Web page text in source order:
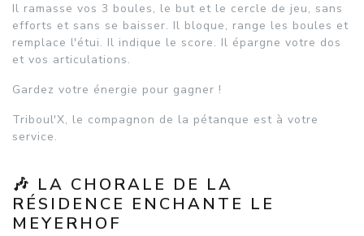
Il ramasse vos 3 boules, le but et le cercle de jeu, sans
efforts et sans se baisser. Il bloque, range les boules et
remplace l'étui. Il indique le score. Il épargne votre dos
et vos articulations.
Gardez votre énergie pour gagner !
Triboul'X, le compagnon de la pétanque est à votre
service.
🎶 LA CHORALE DE LA
RÉSIDENCE ENCHANTE LE
MEYERHOF